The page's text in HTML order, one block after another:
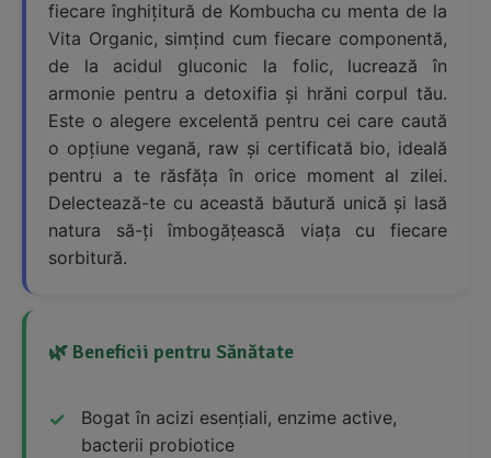
fiecare înghițitură de Kombucha cu menta de la
Vita Organic, simțind cum fiecare componentă,
de la acidul gluconic la folic, lucrează în
armonie pentru a detoxifia și hrăni corpul tău.
Este o alegere excelentă pentru cei care caută
o opțiune vegană, raw și certificată bio, ideală
pentru a te răsfăța în orice moment al zilei.
Delectează-te cu această băutură unică și lasă
natura să-ți îmbogățească viața cu fiecare
sorbitură.
🌿 Beneficii pentru Sănătate
Bogat în acizi esențiali, enzime active,
bacterii probiotice